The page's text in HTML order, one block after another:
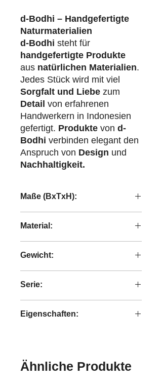
d-Bodhi – Handgefertigte
Naturmaterialien
d-Bodhi steht für
handgefertigte Produkte
aus natürlichen Materialien.
Jedes Stück wird mit viel
Sorgfalt und Liebe zum
Detail von erfahrenen
Handwerkern in Indonesien
gefertigt. Produkte von d-
Bodhi verbinden elegant den
Anspruch von Design und
Nachhaltigkeit.
Maße (BxTxH):
Material:
Gewicht:
Serie:
Eigenschaften:
Ähnliche Produkte